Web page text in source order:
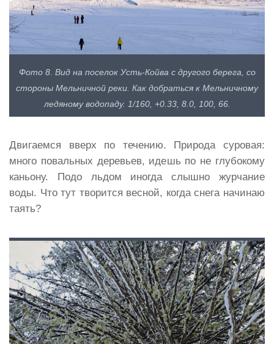
Фото 8. Вид на поселок Усть-Койва с другого берега, со
стороны Мельничной реки. Как добраться к Мельничному
ледяному водопаду. 1/160, +0.33, 8.0, 100, 66.
Двигаемся вверх по течению. Природа суровая:
много повальных деревьев, идешь по не глубокому
каньону. Подо льдом иногда слышно журчание
воды. Что тут творится весной, когда снега начинаю
таять?